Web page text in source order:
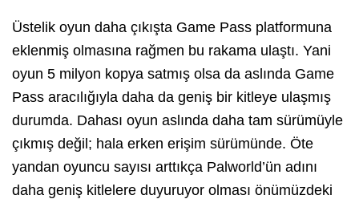
Üstelik oyun daha çıkışta Game Pass platformuna
eklenmiş olmasına rağmen bu rakama ulaştı. Yani
oyun 5 milyon kopya satmış olsa da aslında Game
Pass aracılığıyla daha da geniş bir kitleye ulaşmış
durumda. Dahası oyun aslında daha tam sürümüyle
çıkmış değil; hala erken erişim sürümünde. Öte
yandan oyuncu sayısı arttıkça Palworld’ün adını
daha geniş kitlelere duyuruyor olması önümüzdeki